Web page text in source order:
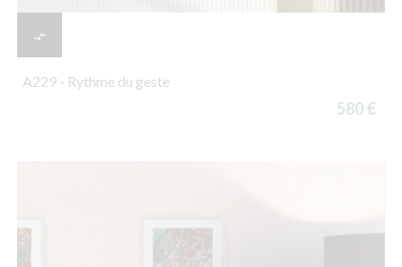

A229 - Rythme du geste
580 €